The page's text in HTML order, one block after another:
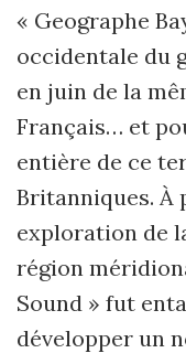
« Geographe
occidentale du
en juin de la
Français… et
entière de ce
Britanniques. À
exploration de
région
Sound » fut
développer un